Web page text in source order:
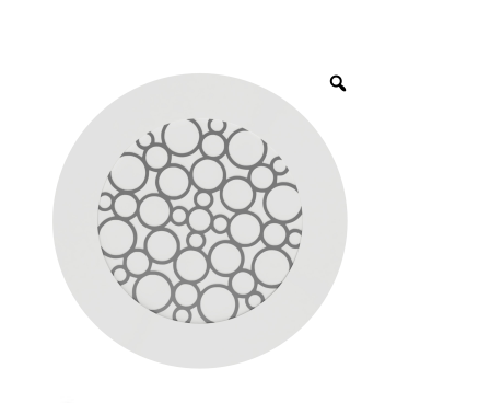
Mūsų partneriai
Pirkimo-pardavimo taisyklės
Privatumo politika
Atsiskaitymo informacija
Prekių pristatymo taisyklės